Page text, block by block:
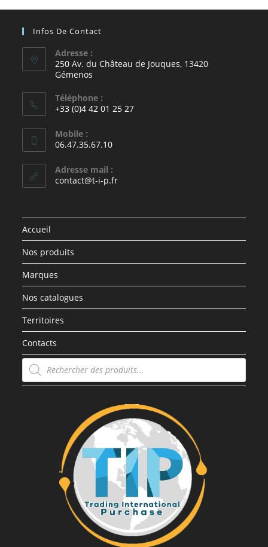
Infos De Contact
Adresse :
250 Av. du Château de Jouques, 13420
Gémenos
Téléphone :
+33 (0)4 42 01 25 27
Mobile :
06.47.35.67.10
Adresse mail :
contact@t-i-p.fr
Accueil
Nos produits
Marques
Nos catalogues
Territoires
Contacts
Recherche
de
produits